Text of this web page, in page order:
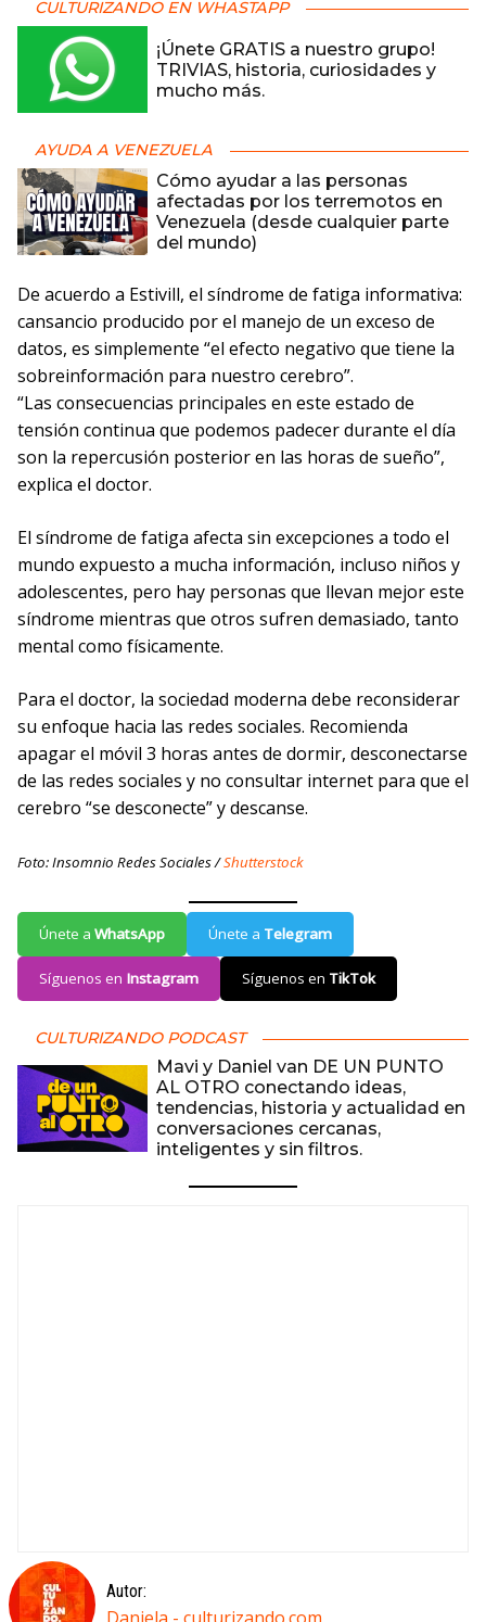
CULTURIZANDO EN WHASTAPP
¡Únete GRATIS a nuestro grupo!
TRIVIAS, historia, curiosidades y
mucho más.
AYUDA A VENEZUELA
Cómo ayudar a las personas
afectadas por los terremotos en
Venezuela (desde cualquier parte
del mundo)
De acuerdo a Estivill, el síndrome de fatiga informativa:
cansancio producido por el manejo de un exceso de
datos, es simplemente “el efecto negativo que tiene la
sobreinformación para nuestro cerebro”.
“Las consecuencias principales en este estado de
tensión continua que podemos padecer durante el día
son la repercusión posterior en las horas de sueño”,
explica el doctor.
El síndrome de fatiga afecta sin excepciones a todo el
mundo expuesto a mucha información, incluso niños y
adolescentes, pero hay personas que llevan mejor este
síndrome mientras que otros sufren demasiado, tanto
mental como físicamente.
Para el doctor, la sociedad moderna debe reconsiderar
su enfoque hacia las redes sociales. Recomienda
apagar el móvil 3 horas antes de dormir, desconectarse
de las redes sociales y no consultar internet para que el
cerebro “se desconecte” y descanse.
Foto: Insomnio Redes Sociales /Shutterstock
Únete a WhatsApp Únete a Telegram
Síguenos en Instagram Síguenos en TikTok
CULTURIZANDO PODCAST
Mavi y Daniel van DE UN PUNTO
AL OTRO conectando ideas,
tendencias, historia y actualidad en
conversaciones cercanas,
inteligentes y sin filtros.
Autor: